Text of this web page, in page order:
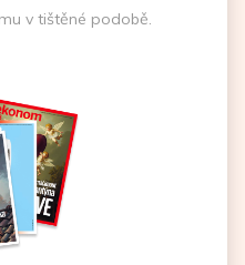
v tištěné podobě.